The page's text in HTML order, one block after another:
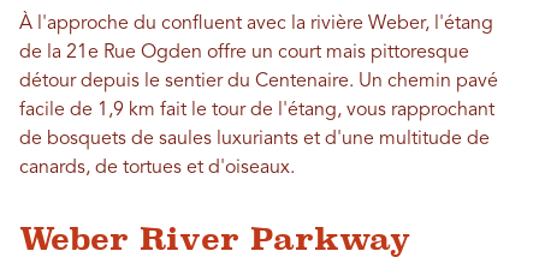
À l'approche du confluent avec la rivière Weber, l'étang
de la 21e Rue Ogden offre un court mais pittoresque
détour depuis le sentier du Centenaire. Un chemin pavé
facile de 1,9 km fait le tour de l'étang, vous rapprochant
de bosquets de saules luxuriants et d'une multitude de
canards, de tortues et d'oiseaux.
Weber River Parkway